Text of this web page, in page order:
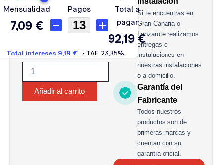
Añadir al carrito
Si te encuentras en
Gran Canaria o
Lanzarote realizamos
entregas e
instalaciones en
nuestras instalaciones
o a domicilio.
Garantía del
Fabricante
Todos nuestros
productos son de
primeras marcas y
cuentan con su
garantía oficial.